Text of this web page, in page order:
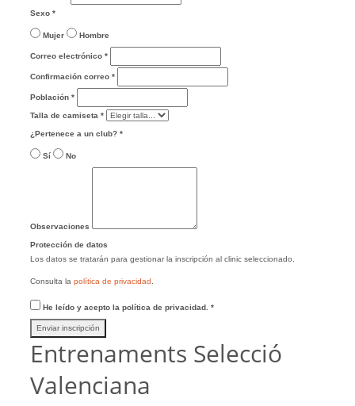
Sexo *
Mujer Hombre
Correo electrónico *
Confirmación correo *
Población *
Talla de camiseta *
¿Pertenece a un club? *
Sí No
Observaciones
Protección de datos
Los datos se tratarán para gestionar la inscripción al clinic seleccionado.
Consulta la política de privacidad
He leído y acepto la política de privacidad. *
Enviar inscripción
Entrenaments Selecció
Valenciana